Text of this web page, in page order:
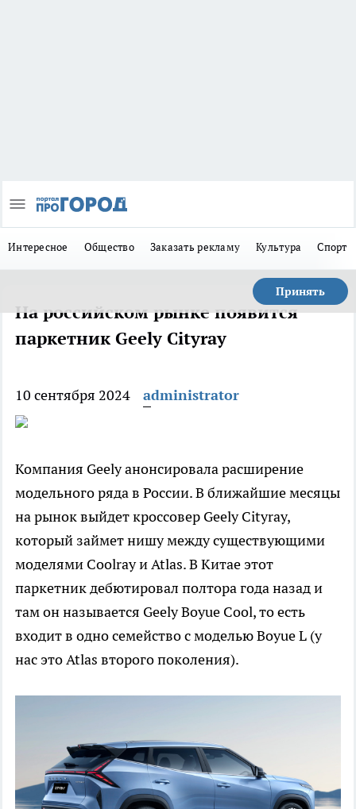
Интересное Общество Заказать рекламу Культура Спорт
Принять
На российском рынке появится
паркетник Geely Cityray
10 сентября 2024 administrator
Компания Geely анонсировала расширение
модельного ряда в России. В ближайшие месяцы
на рынок выйдет кроссовер Geely Cityray,
который займет нишу между существующими
моделями Coolray и Atlas. В Китае этот
паркетник дебютировал полтора года назад и
там он называется Geely Boyue Cool, то есть
входит в одно семейство с моделью Boyue L (у
нас это Atlas второго поколения).